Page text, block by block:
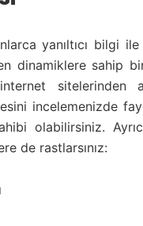
yanıltıcı bilgi
dinamiklere sahip
sitelerinden
incelemenizde
olabilirsiniz.
de rastlarsınız: